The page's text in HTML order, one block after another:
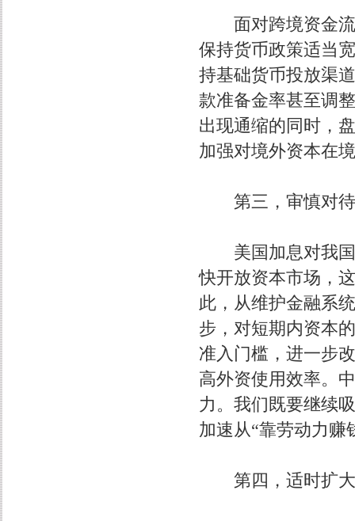
面对跨境资金流
保持货币政策适当
持基础货币投放渠
款准备金率甚至调
出现通缩的同时，
加强对境外资本在
第三，审慎对待
美国加息对我国
快开放资本市场，
此，从维护金融系
步，对短期内资本
准入门槛，进一步
高外资使用效率。
力。我们既要继续
加速从“靠劳动力赚
第四，适时扩大